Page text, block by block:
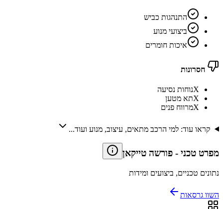
התנהגות כביש
ביצועי מנוע
איכות חומרים
חסרונות
Xנוחות נסיעה
Xתא מטען
Xמרווח פנים
קראו עוד: למי הרכב מתאים, עיצוב, מנוע ועוד...
מפרט טכני - פורשה טייקאן
נתונים טכניים, ביצועים ומידות
השוו גרסאות